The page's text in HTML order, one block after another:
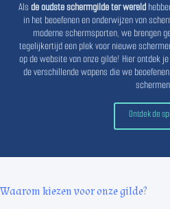
Als de oudste schermgilde ter wereld
in het beoefenen en onderwijzen van
moderne schermsporten, we brengen
tegelijkertijd een plek voor nieuwe
op de website van onze gilde! Hier ontdek
de verschillende wapens die we
Ontdek de
Waarom kiezen voor onze gilde?